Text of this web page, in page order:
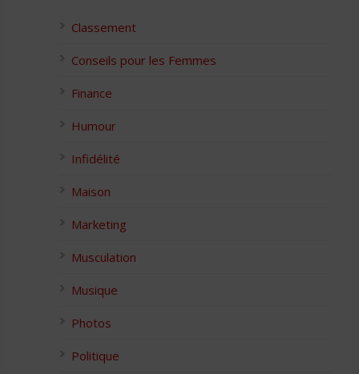
Classement
Conseils pour les Femmes
Finance
Humour
Infidélité
Maison
Marketing
Musculation
Musique
Photos
Politique